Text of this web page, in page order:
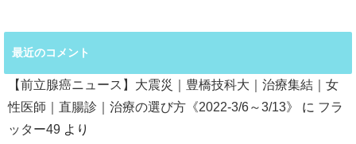
最近のコメント
【前立腺癌ニュース】大震災｜豊橋技科大｜治療集結｜女
性医師｜直腸診｜治療の選び方《2022-3/6～3/13》
に フラ
ッター49 より